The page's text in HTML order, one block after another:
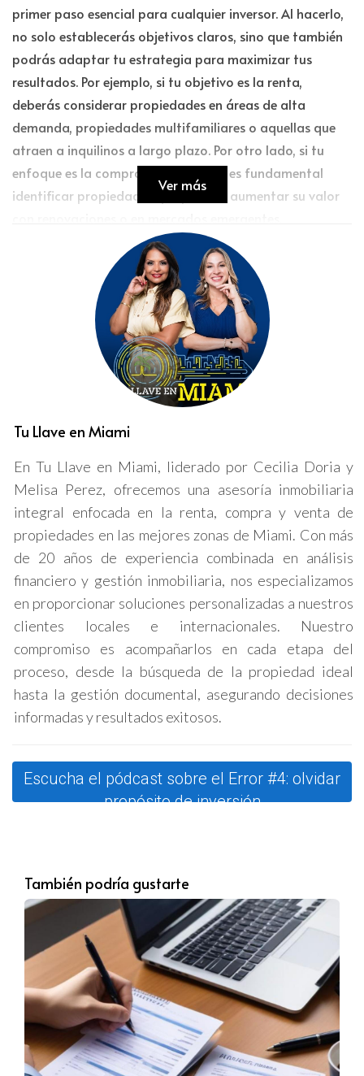
primer paso esencial para cualquier inversor. Al hacerlo,
no solo establecerás objetivos claros, sino que también
podrás adaptar tu estrategia para maximizar tus
resultados. Por ejemplo, si tu objetivo es la renta,
deberás considerar propiedades en áreas de alta
demanda, propiedades multifamiliares o aquellas que
atraen a inquilinos a largo plazo. Por otro lado, si tu
enfoque es la compra para reventa, es fundamental
identificar propiedades que puedan aumentar su valor
Además, tener claridad sobre el propósito de tu
inversión permite evitar decisiones apresuradas que
podrían resultar en pérdidas financieras. Una estrategia
bien definida puede actuar como un mapa, guiándote a
través del complejo panorama inmobiliario de Miami.
Esto se traduce en un enfoque más estratégico y menos
emocional, llevándote a decisiones más informadas.
Estrategias según el propósito de la inversión
Dependiendo de tu objetivo específico, existen diferentes
estrategias de inversión que pueden ser más efectivas.
Aquí te presentamos algunos enfoques clave basados
en el propósito de la inversión:
Inversión para renta:Busca barrios con alta
demanda de alquileres, vecinos con buenos
servicios y accesibilidad al transporte público.
Inversión para reventa:Identifica propiedades
subvaloradas y realiza mejoras estratégicas para
aumentar su atractivo en el mercado.
Propiedades vacacionales: Enfócate en áreas
turísticas y analiza la viabilidad de alquileres
cortos, considerando regulaciones locales.
Residencia permanente:Valora la calidad de vida,
decidir.
Estudio de casos
decisiones estratégicas basadas en sus objetivos.
“Definir mi objetivo me salvó de comprar una
propiedad que no cumplía mis expectativas
de inversión.”
El primer caso es el de Laura, quien decidió invertir en una
propiedad para renta en el vecindario de Wynwood. Al
reconocer la creciente demanda de alquileres en la zona,
Ver más
Tu Llave en Miami
En Tu Llave en Miami, liderado por Cecilia Doria y
Melisa Perez, ofrecemos una asesoría inmobiliaria
integral enfocada en la renta, compra y venta de
propiedades en las mejores zonas de Miami. Con más
de 20 años de experiencia combinada en análisis
financiero y gestión inmobiliaria, nos especializamos
en proporcionar soluciones personalizadas a nuestros
clientes locales e internacionales. Nuestro
compromiso es acompañarlos en cada etapa del
proceso, desde la búsqueda de la propiedad ideal
hasta la gestión documental, asegurando decisiones
informadas y resultados exitosos.
Escucha el pódcast sobre el Error #4: olvidar
propósito de inversión
También podría gustarte